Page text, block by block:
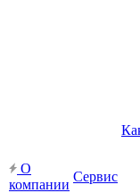
О
компании
Сервис